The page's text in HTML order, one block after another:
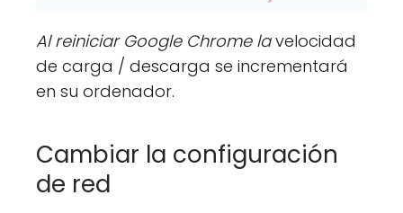
Al reiniciar Google Chrome lavelocidad
de carga / descarga se incrementará
en su ordenador.
Cambiar la configuración
de red